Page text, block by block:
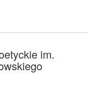
im.